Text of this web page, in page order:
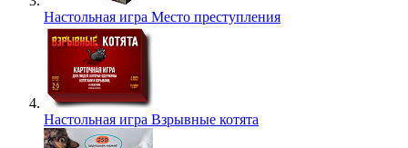
Настольная игра Место преступления
Настольная игра Взрывные котята